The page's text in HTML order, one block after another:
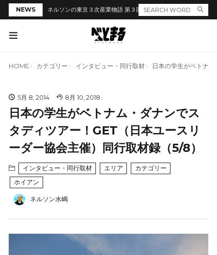
NEWS ネルソンの東京３次産業物語 第３回「居酒屋のカウンターでラ
HOME カテゴリー インタビュー・同行取材 日本の学生がベトナ
5月 8, 2014 8月 10, 2018
日本の学生がベトナム・ダナンでス
タディツアー！GET（日本ユースリ
ーダー協会主催）同行取材録（5/8）
インタビュー・同行取材 エリア
カテゴリー
ホイアン
ネルソン水嶋